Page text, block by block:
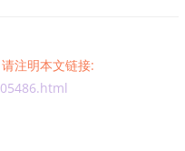
请注明本文链接: